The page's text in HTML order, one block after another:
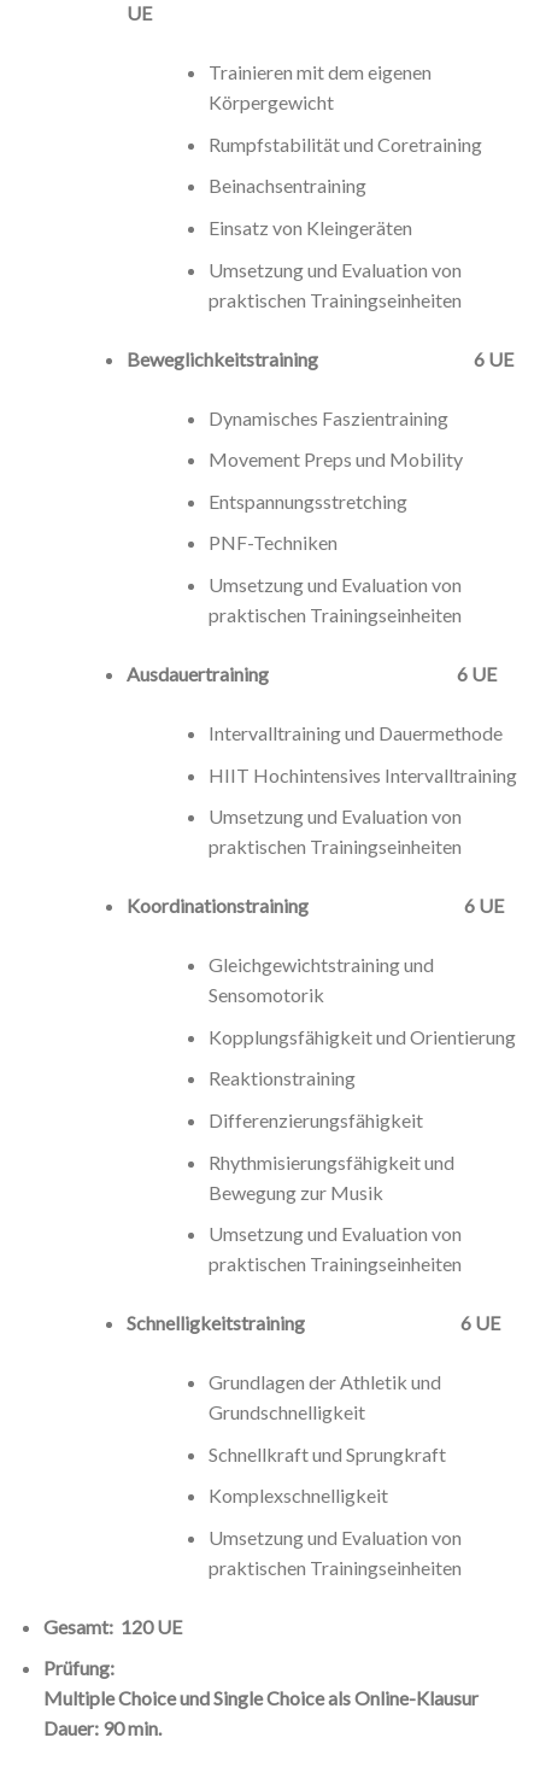
UE
Trainieren mit dem eigenen
Körpergewicht
Rumpfstabilität und Coretraining
Beinachsentraining
Einsatz von Kleingeräten
Umsetzung und Evaluation von
praktischen Trainingseinheiten
Beweglichkeitstraining 6 UE
Dynamisches Faszientraining
Movement Preps und Mobility
Entspannungsstretching
PNF-Techniken
Umsetzung und Evaluation von
praktischen Trainingseinheiten
Ausdauertraining 6 UE
Intervalltraining und Dauermethode
HIIT Hochintensives Intervalltraining
Umsetzung und Evaluation von
praktischen Trainingseinheiten
Koordinationstraining 6 UE
Gleichgewichtstraining und
Sensomotorik
Kopplungsfähigkeit und Orientierung
Reaktionstraining
Differenzierungsfähigkeit
Rhythmisierungsfähigkeit und
Bewegung zur Musik
Umsetzung und Evaluation von
praktischen Trainingseinheiten
Schnelligkeitstraining 6 UE
Grundlagen der Athletik und
Grundschnelligkeit
Schnellkraft und Sprungkraft
Komplexschnelligkeit
Umsetzung und Evaluation von
praktischen Trainingseinheiten
Gesamt: 120 UE
Prüfung:
Multiple Choice und Single Choice als Online-Klausur
Dauer: 90 min.